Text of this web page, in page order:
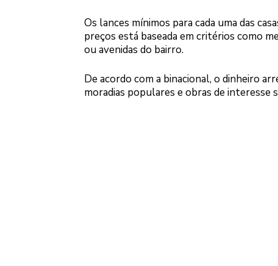
Os lances mínimos para cada uma das
preços está baseada em critérios como
ou avenidas do bairro.
De acordo com a binacional, o dinheiro
moradias populares e obras de interesse